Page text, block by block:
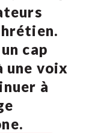
cap
une voix
à